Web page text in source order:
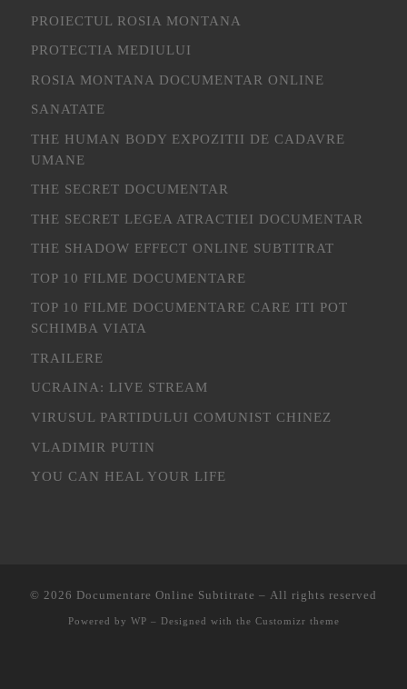
PROIECTUL ROSIA MONTANA
PROTECTIA MEDIULUI
ROSIA MONTANA DOCUMENTAR ONLINE
SANATATE
THE HUMAN BODY EXPOZITII DE CADAVRE
UMANE
THE SECRET DOCUMENTAR
THE SECRET LEGEA ATRACTIEI DOCUMENTAR
THE SHADOW EFFECT ONLINE SUBTITRAT
TOP 10 FILME DOCUMENTARE
TOP 10 FILME DOCUMENTARE CARE ITI POT
SCHIMBA VIATA
TRAILERE
UCRAINA: LIVE STREAM
VIRUSUL PARTIDULUI COMUNIST CHINEZ
VLADIMIR PUTIN
YOU CAN HEAL YOUR LIFE
© 2026 Documentare Online Subtitrate – All rights reserved
Powered by WP – Designed with the Customizr theme